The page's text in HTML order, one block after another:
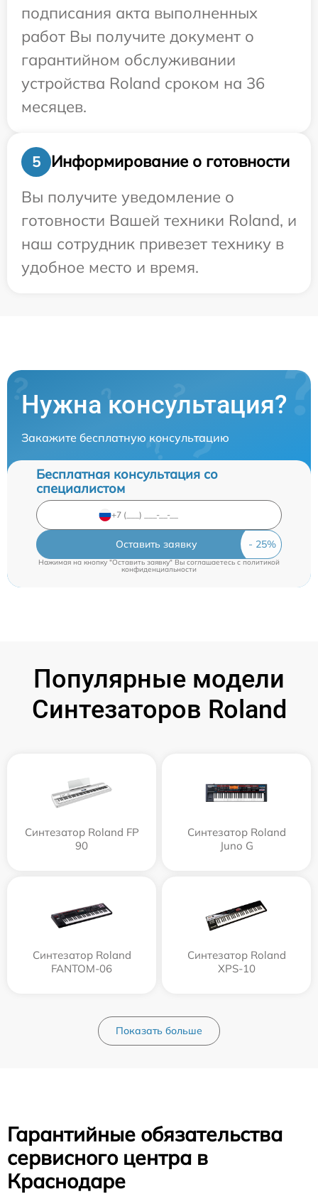
подписания акта выполненных
работ Вы получите документ о
гарантийном обслуживании
устройства Roland сроком на 36
месяцев.
5
Информирование о готовности
Вы получите уведомление о
готовности Вашей техники Roland, и
наш сотрудник привезет технику в
удобное место и время.
Нужна консультация?
Закажите бесплатную консультацию
Бесплатная консультация со
специалистом
Оставить заявку
Нажимая на кнопку "Оставить заявку" Вы соглашаетесь cполитикой
конфиденциальности
Популярные модели
Синтезаторов Roland
Синтезатор Roland FP
90
Синтезатор Roland
Juno G
Синтезатор Roland
FANTOM-06
Синтезатор Roland
XPS-10
Показать больше
Гарантийные обязательства
сервисного центра в
Краснодаре